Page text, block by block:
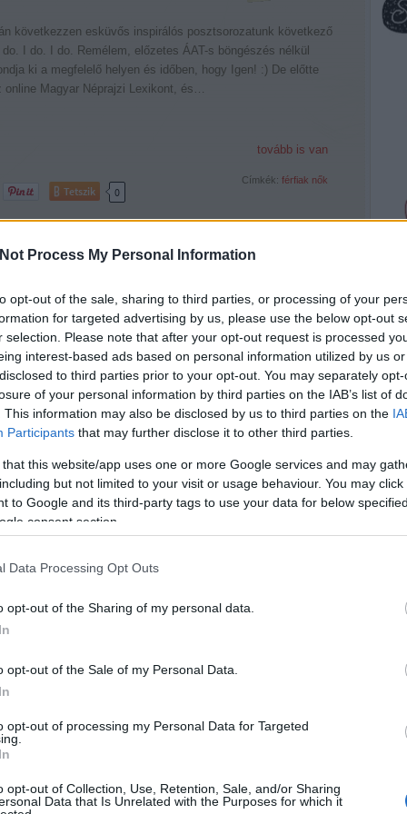
Process My Personal Information
opt-out of the sale, sharing to third parties, or processing of your
for targeted advertising by us, please use the below opt-out
selection. Please note that after your opt-out request is processed
interest-based ads based on personal information utilized by us
to third parties prior to your opt-out. You may separately
of your personal information by third parties on the IAB’s list of
This information may also be disclosed by us to third parties on the
Participants that may further disclose it to other third parties.
that this website/app uses one or more Google services and may
but not limited to your visit or usage behaviour. You may
to Google and its third-party tags to use your data for below
consent section.
Data Processing Opt Outs
opt-out of the Sharing of my personal data.
opt-out of the Sale of my Personal Data.
opt-out of processing my Personal Data for Targeted
opt-out of Collection, Use, Retention, Sale, and/or Sharing
Data that Is Unrelated with the Purposes for which it
következzen esküvős inspirálós posztsorozatunk következő
I do. I do. Remélem, előzetes ÁAT-s böngészés nélkül
ki a megfelelő helyen és időben, hogy Igen! :) De előtte
online Magyar Néprajzi Lexikont, és…
tovább is van
Címkék: férfiak nők
Tetszik 0
1
tanúként, 3x vettem részt eddigi életem során szűkkörű
annyira szűkkörűn, hogy csak négyen voltunk. Na, jó, az
négyen, mert az egyik nagymama megtudta, hogy hol,
szertartás, és odasompolygott :).…
tovább is van